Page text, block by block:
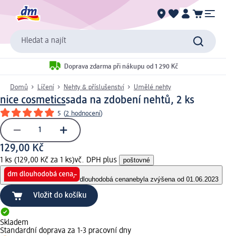
Hledat a najít
Doprava zdarma při nákupu od 1 290 Kč
Domů Líčení Nehty & příslušenství Umělé nehty
nice cosmeticssada na zdobení nehtů, 2 ks
5 (2 hodnocení)
129,00 Kč
1 ks (129,00 Kč za 1 ks)vč. DPH plus poštovné
dlouhodobá cenanebyla zvýšena od 01.06.2023
Vložit do košíku
Skladem
Standardní doprava za 1-3 pracovní dny